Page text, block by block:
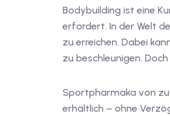
Bodybuilding ist eine
erfordert. In der Welt
zu erreichen. Dabei
zu beschleunigen.
Sportpharmaka von
erhältlich – ohne